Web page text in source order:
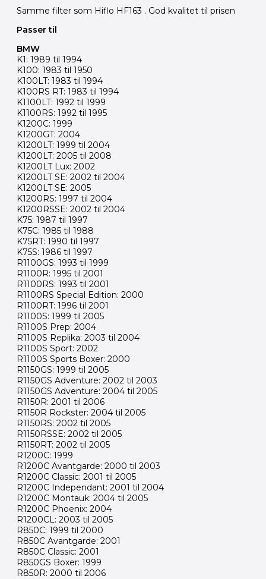
Samme filter som Hiflo HF163 . God kvalitet til prisen
Passer til
BMW
K1: 1989 til 1994
K100: 1983 til 1950
K100LT: 1983 til 1994
K100RS RT: 1983 til 1994
K1100LT: 1992 til 1999
K1100RS: 1992 til 1995
K1200C: 1999
K1200GT: 2004
K1200LT: 1999 til 2004
K1200LT: 2005 til 2008
K1200LT Lux: 2002
K1200LT SE: 2002 til 2004
K1200LT SE: 2005
K1200RS: 1997 til 2004
K1200RSSE: 2002 til 2004
K75: 1987 til 1997
K75C: 1985 til 1988
K75RT: 1990 til 1997
K75S: 1986 til 1997
R1100GS: 1993 til 1999
R1100R: 1995 til 2001
R1100RS: 1993 til 2001
R1100RS Special Edition: 2000
R1100RT: 1996 til 2001
R1100S: 1999 til 2005
R1100S Prep: 2004
R1100S Replika: 2003 til 2004
R1100S Sport: 2002
R1100S Sports Boxer: 2000
R1150GS: 1999 til 2005
R1150GS Adventure: 2002 til 2003
R1150GS Adventure: 2004 til 2005
R1150R: 2001 til 2006
R1150R Rockster: 2004 til 2005
R1150RS: 2002 til 2005
R1150RSSE: 2002 til 2005
R1150RT: 2002 til 2005
R1200C: 1999
R1200C Avantgarde: 2000 til 2003
R1200C Classic: 2001 til 2005
R1200C Independant: 2001 til 2004
R1200C Montauk: 2004 til 2005
R1200C Phoenix: 2004
R1200CL: 2003 til 2005
R850C: 1999 til 2000
R850C Avantgarde: 2001
R850C Classic: 2001
R850GS Boxer: 1999
R850R: 2000 til 2006